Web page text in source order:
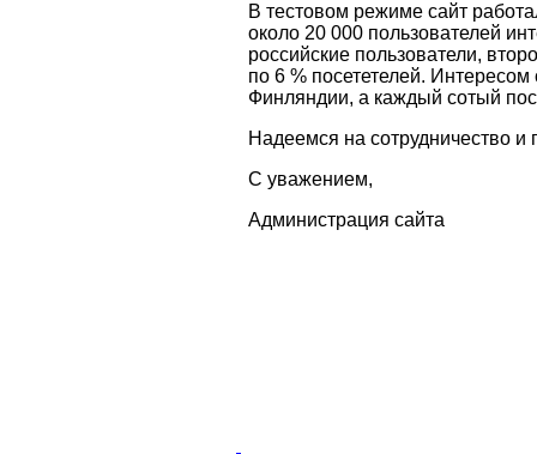
В тестовом режиме сайт
около 20 000 пользователей
российские пользователи,
по 6 % посететелей.
Финляндии, а каждый сотый
Надеемся на сотрудничество и
С уважением,
Администрация сайта